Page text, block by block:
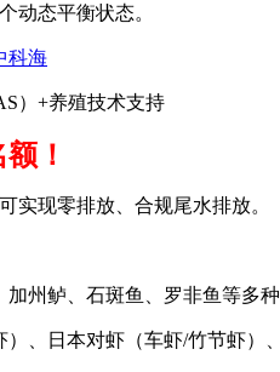
动态平衡状态。
）+养殖技术支持
！
实现零排放、合规尾水排放。
加州鲈、石斑鱼、罗非鱼等多
）、日本对虾（车虾/竹节虾）